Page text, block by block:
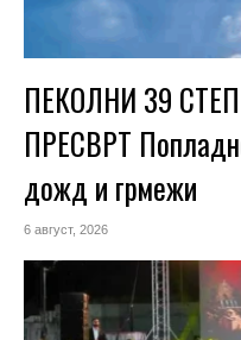
ПЕКОЛНИ 39
ПРЕСВРТ
дожд и грмежи
6 август, 2026